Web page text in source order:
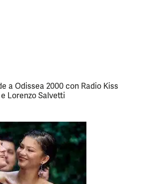
a Odissea 2000 con Radio Kiss
Lorenzo Salvetti